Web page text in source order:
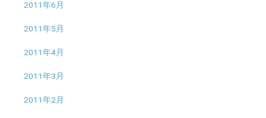
2011年6月
2011年5月
2011年4月
2011年3月
2011年2月